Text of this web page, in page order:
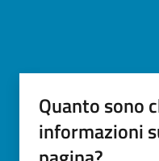
Quanto sono
informazioni